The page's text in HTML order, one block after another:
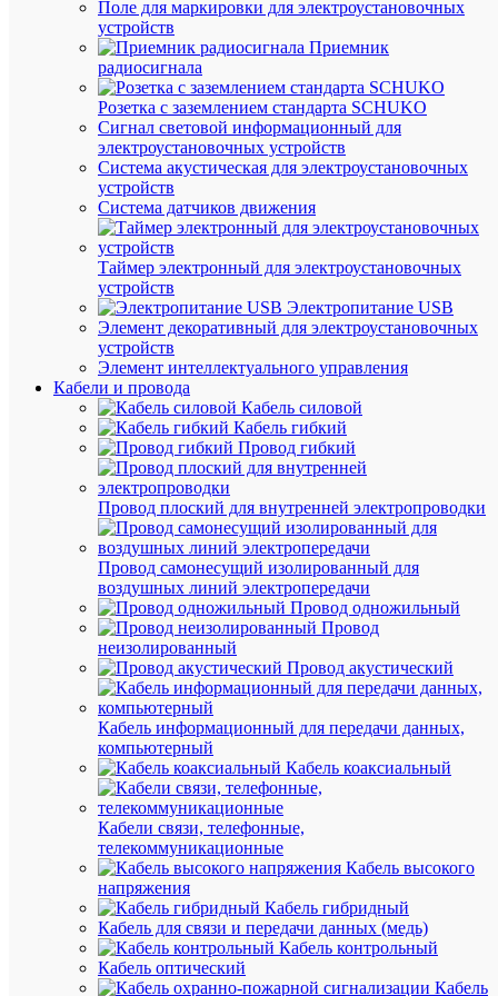
Поле для маркировки для электроустановочных
устройств
Приемник
радиосигнала
Розетка с заземлением стандарта SCHUKO
Сигнал световой информационный для
электроустановочных устройств
Система акустическая для электроустановочных
устройств
Система датчиков движения
Таймер электронный для электроустановочных
устройств
Электропитание USB
Элемент декоративный для электроустановочных
устройств
Элемент интеллектуального управления
Кабели и провода
Кабель силовой
Кабель гибкий
Провод гибкий
Провод плоский для внутренней электропроводки
Провод самонесущий изолированный для
воздушных линий электропередачи
Провод одножильный
Провод
неизолированный
Провод акустический
Кабель информационный для передачи данных,
компьютерный
Кабель коаксиальный
Кабели связи, телефонные,
телекоммуникационные
Кабель высокого
напряжения
Кабель гибридный
Кабель для связи и передачи данных (медь)
Кабель контрольный
Кабель оптический
Кабель
наличии
344.61
упак.
корзину
Быстрый
кабеля
135
В